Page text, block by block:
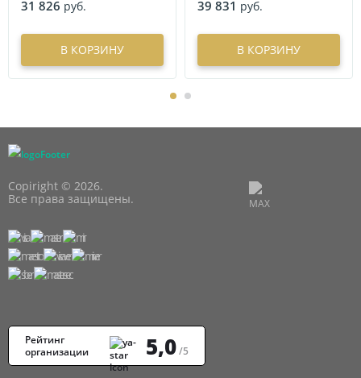
31 826 руб.
В КОРЗИНУ
39 831 руб.
В КОРЗИНУ
Copiright © 2026.
Все права защищены.
Рейтинг
организации
5,0/5